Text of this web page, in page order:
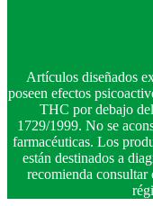
Artículos diseñados
poseen efectos
THC por debajo
1729/1999. No se
farmacéuticas. Los
están destinados a
recomienda